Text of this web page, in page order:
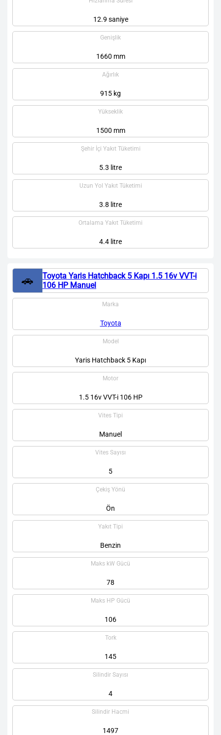
12.9 saniye
Genişlik
1660 mm
Ağırlık
915 kg
Yükseklik
1500 mm
Şehir İçi Yakıt Tüketimi
5.3 litre
Uzun Yol Yakıt Tüketimi
3.8 litre
Ortalama Yakıt Tüketimi
4.4 litre
🚗
Toyota Yaris Hatchback 5 Kapı 1.5 16v VVT-i
106 HP Manuel
Marka
Toyota
Model
Yaris Hatchback 5 Kapı
Motor
1.5 16v VVT-i 106 HP
Vites Tipi
Manuel
Vites Sayısı
5
Çekiş Yönü
Ön
Yakıt Tipi
Benzin
Maks kW Gücü
78
Maks HP Gücü
106
Tork
145
Silindir Sayısı
4
Silindir Hacmi
1497